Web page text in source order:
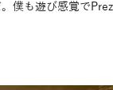
僕も遊び感覚で